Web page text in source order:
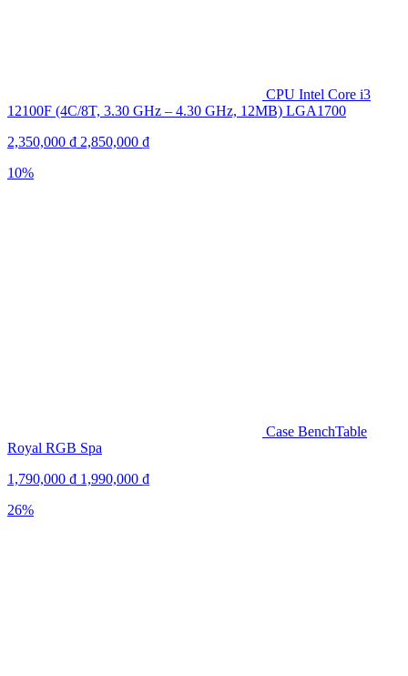
CPU Intel Core i3
12100F (4C/8T, 3.30 GHz – 4.30 GHz, 12MB) LGA1700
2,350,000 ₫ 2,850,000 ₫
10%
Case BenchTable
Royal RGB Spa
1,790,000 ₫ 1,990,000 ₫
26%